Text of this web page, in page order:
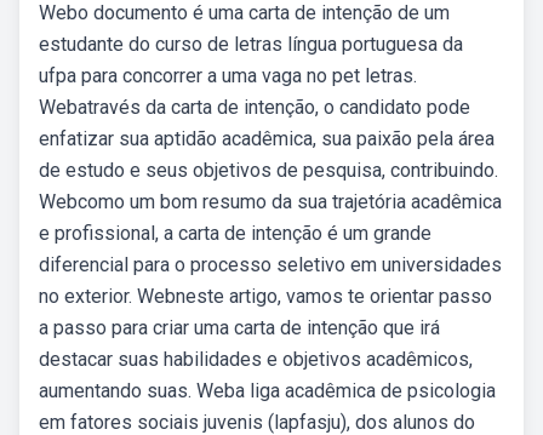
Webo documento é uma carta de intenção de um
estudante do curso de letras língua portuguesa da
ufpa para concorrer a uma vaga no pet letras.
Webatravés da carta de intenção, o candidato pode
enfatizar sua aptidão acadêmica, sua paixão pela área
de estudo e seus objetivos de pesquisa, contribuindo.
Webcomo um bom resumo da sua trajetória acadêmica
e profissional, a carta de intenção é um grande
diferencial para o processo seletivo em universidades
no exterior. Webneste artigo, vamos te orientar passo
a passo para criar uma carta de intenção que irá
destacar suas habilidades e objetivos acadêmicos,
aumentando suas. Weba liga acadêmica de psicologia
em fatores sociais juvenis (lapfasju), dos alunos do